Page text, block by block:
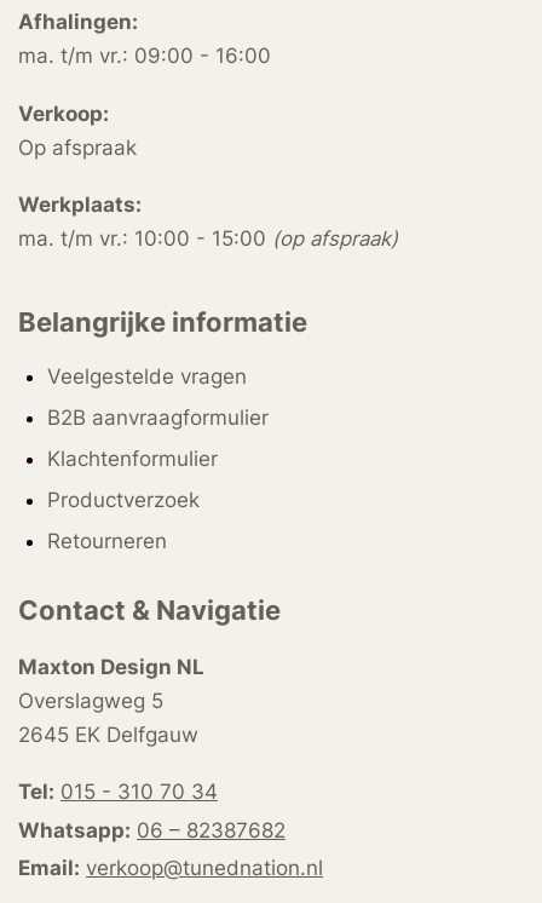
Afhalingen:
ma. t/m vr.: 09:00 - 16:00
Verkoop:
Op afspraak
Werkplaats:
ma. t/m vr.: 10:00 - 15:00 (op afspraak)
Belangrijke informatie
Veelgestelde vragen
B2B aanvraagformulier
Klachtenformulier
Productverzoek
Retourneren
Contact & Navigatie
Maxton Design NL
Overslagweg 5
2645 EK Delfgauw
Tel: 015 - 310 70 34
Whatsapp: 06 – 82387682
Email: verkoop@tunednation.nl